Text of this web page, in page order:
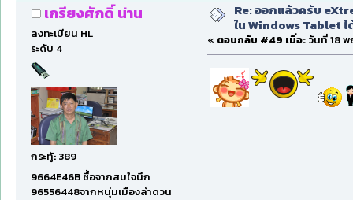
เกรียงศักดิ์ น่าน
ลงทะเบียน HL
ระดับ 4
กระทู้: 389
9664E46B ซื้อจากสมใจนึก
96556448จากหนุ่มเมืองลำดวน
Re: ออกแล้วครับ
ใน Windows Tablet
« ตอบกลับ #49 เมื่อ: วันที่ 18